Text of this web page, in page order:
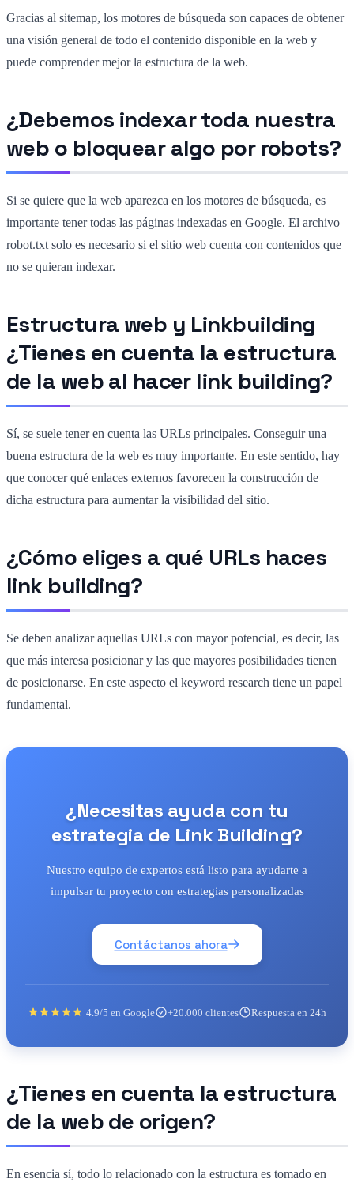
Gracias al sitemap, los motores de búsqueda son capaces de obtener
una visión general de todo el contenido disponible en la web y
puede comprender mejor la estructura de la web.
¿Debemos indexar toda nuestra
web o bloquear algo por robots?
Si se quiere que la web aparezca en los motores de búsqueda, es
importante tener todas las páginas indexadas en Google. El archivo
robot.txt solo es necesario si el sitio web cuenta con contenidos que
no se quieran indexar.
Estructura web y Linkbuilding
¿Tienes en cuenta la estructura
de la web al hacer link building?
Sí, se suele tener en cuenta las URLs principales. Conseguir una
buena estructura de la web es muy importante. En este sentido, hay
que conocer qué enlaces externos favorecen la construcción de
dicha estructura para aumentar la visibilidad del sitio.
¿Cómo eliges a qué URLs haces
link building?
Se deben analizar aquellas URLs con mayor potencial, es decir, las
que más interesa posicionar y las que mayores posibilidades tienen
de posicionarse. En este aspecto el keyword research tiene un papel
fundamental.
¿Necesitas ayuda con tu
estrategia de Link Building?
Nuestro equipo de expertos está listo para ayudarte a
impulsar tu proyecto con estrategias personalizadas
Contáctanos ahora
4.9/5 en Google +20.000 clientes Respuesta en 24h
¿Tienes en cuenta la estructura
de la web de origen?
En esencia sí, todo lo relacionado con la estructura es tomado en